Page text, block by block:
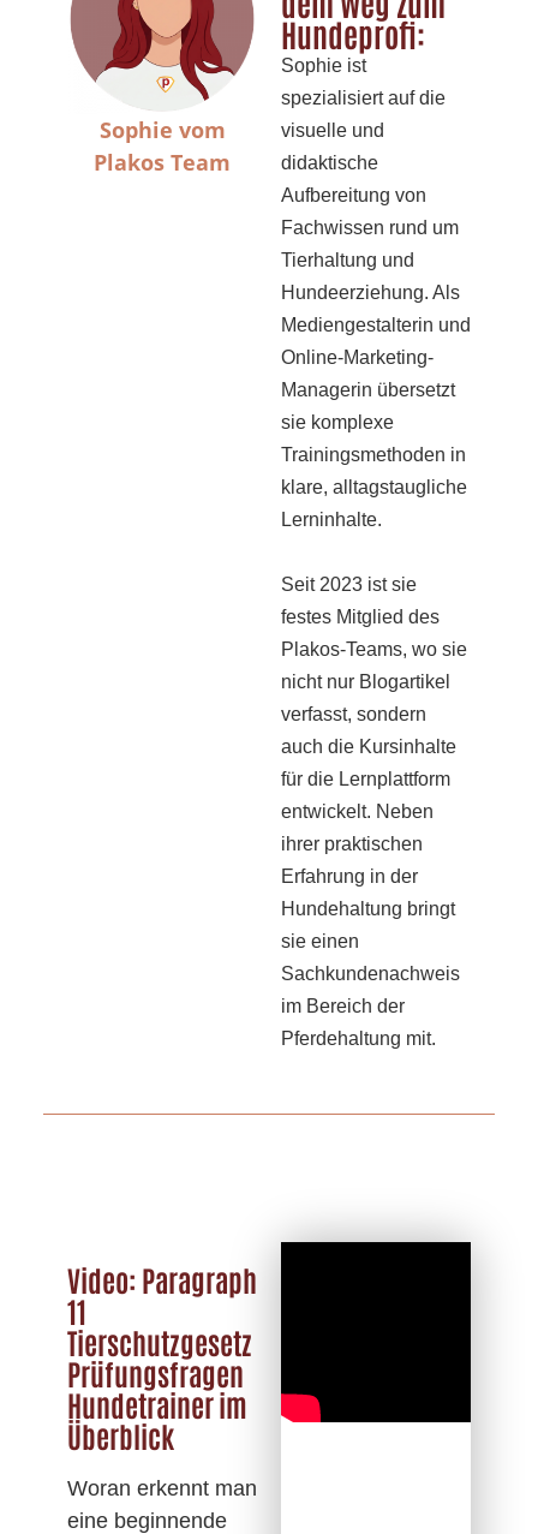
Sophie vom
Plakos Team
Hundeprofi:
Sophie ist
spezialisiert auf die
visuelle und
didaktische
Aufbereitung von
Fachwissen rund um
Tierhaltung und
Hundeerziehung. Als
Mediengestalterin und
Online-Marketing-
Managerin übersetzt
sie komplexe
Trainingsmethoden in
klare, alltagstaugliche
Lerninhalte.
Seit 2023 ist sie
festes Mitglied des
Plakos-Teams, wo sie
nicht nur Blogartikel
verfasst, sondern
auch die Kursinhalte
für die Lernplattform
entwickelt. Neben
ihrer praktischen
Erfahrung in der
Hundehaltung bringt
sie einen
Sachkundenachweis
im Bereich der
Pferdehaltung mit.
Video: Paragraph
11
Tierschutzgesetz
Prüfungsfragen
Hundetrainer im
Überblick
Woran erkennt man
eine beginnende